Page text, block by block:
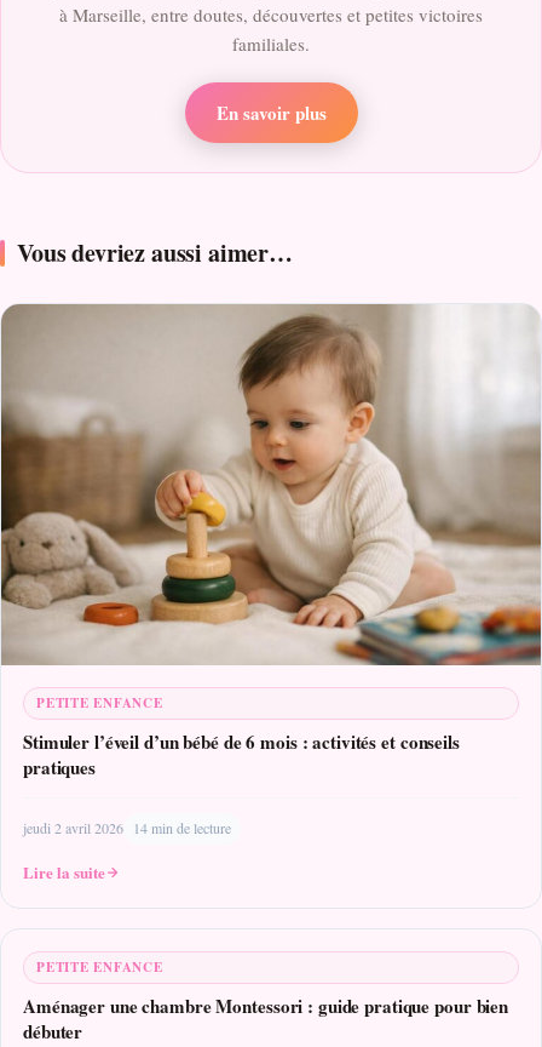
à Marseille, entre doutes, découvertes et petites victoires
familiales.
En savoir plus
Vous devriez aussi aimer…
PETITE ENFANCE
Stimuler l’éveil d’un bébé de 6 mois : activités et conseils
pratiques
jeudi 2 avril 2026 14 min de lecture
Lire la suite
PETITE ENFANCE
Aménager une chambre Montessori : guide pratique pour bien
débuter